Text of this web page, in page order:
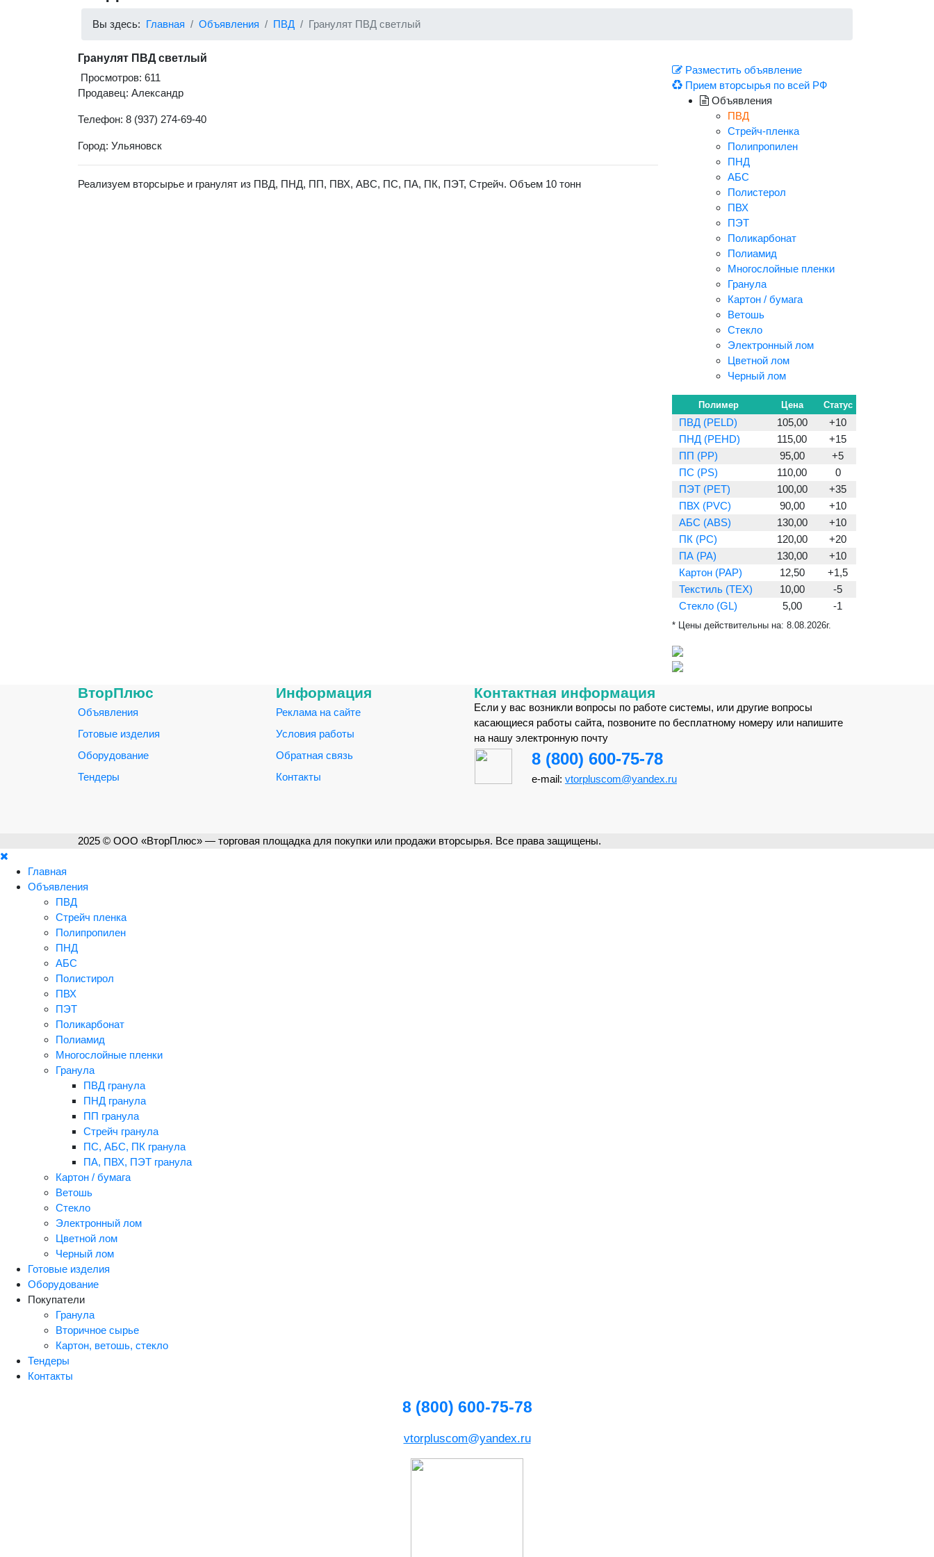
Вы здесь: Главная Объявления ПВД Гранулят ПВД светлый
Гранулят ПВД светлый
Просмотров: 611
Продавец: Александр
Телефон: 8 (937) 274-69-40
Город: Ульяновск
Реализуем вторсырье и гранулят из ПВД, ПНД, ПП, ПВХ, АВС, ПС, ПА, ПК, ПЭТ, Стрейч. Объем 10 тонн
Разместить объявление
Прием вторсырья по всей РФ
Объявления
ПВД
Стрейч-пленка
Полипропилен
ПНД
АБС
Полистерол
ПВХ
ПЭТ
Поликарбонат
Полиамид
Многослойные пленки
Гранула
Картон / бумага
Ветошь
Стекло
Электронный лом
Цветной лом
Черный лом
Полимер Цена Статус
ПВД (PELD) 105,00
+10
ПНД (PEHD)
115,00
+15
ПП (PP)
95,00
+5
ПС (PS)
110,00
0
ПЭТ (PET)
100,00
+35
ПВХ (PVC)
90,00
+10
АБС (ABS)
130,00
+10
ПК (PC)
120,00
+20
ПА (PA)
130,00
+10
Картон (PAP)
12,50
+1,5
Текстиль (TEX)
10,00
-5
Стекло (GL)
5,00 -1
* Цены действительны на: 8.08.2026г.
ВторПлюс
Объявления
Готовые изделия
Оборудование
Тендеры
Информация
Реклама на сайте
Условия работы
Обратная связь
Контакты
Контактная информация
Если у вас возникли вопросы по работе системы, или другие вопросы
касающиеся работы сайта, позвоните по бесплатному номеру или напишите
на нашу электронную почту
8 (800) 600-75-78
e-mail: vtorpluscom@yandex.ru
2025 © ООО «ВторПлюс» — торговая площадка для покупки или продажи вторсырья. Все права защищены.
Главная
Объявления
ПВД
Стрейч пленка
Полипропилен
ПНД
АБС
Полистирол
ПВХ
ПЭТ
Поликарбонат
Полиамид
Многослойные пленки
Гранула
ПВД гранула
ПНД гранула
ПП гранула
Стрейч гранула
ПС, АБС, ПК гранула
ПА, ПВХ, ПЭТ гранула
Картон / бумага
Ветошь
Стекло
Электронный лом
Цветной лом
Черный лом
Готовые изделия
Оборудование
Покупатели
Гранула
Вторичное сырье
Картон, ветошь, стекло
Тендеры
Контакты
8 (800) 600-75-78
vtorpluscom@yandex.ru